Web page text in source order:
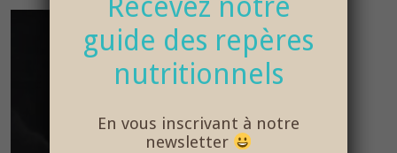
guide des repères
nutritionnels
En vous inscrivant à notre
newsletter